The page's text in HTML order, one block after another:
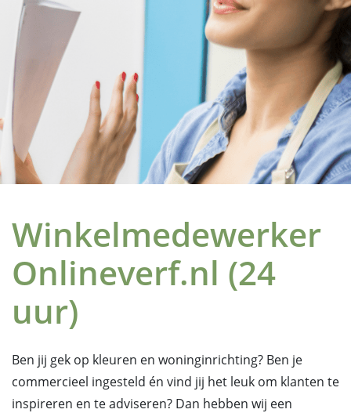
Winkelmedewerker
Onlineverf.nl (24
uur)
Ben jij gek op kleuren en woninginrichting? Ben je
commercieel ingesteld én vind jij het leuk om klanten te
inspireren en te adviseren? Dan hebben wij een